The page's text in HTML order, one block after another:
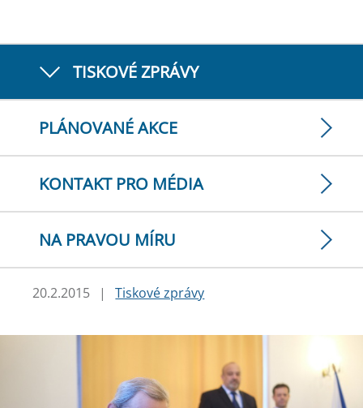
TISKOVÉ ZPRÁVY
PLÁNOVANÉ AKCE
KONTAKT PRO MÉDIA
NA PRAVOU MÍRU
20.2.2015 | Tiskové zprávy